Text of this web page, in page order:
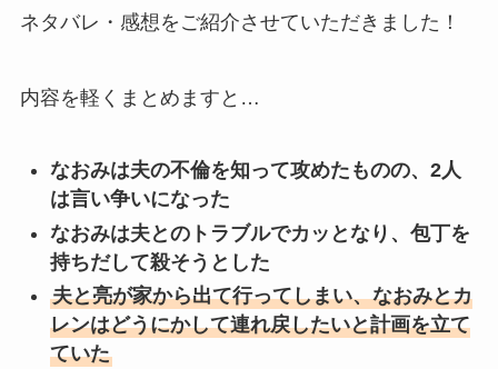
ネタバレ・感想をご紹介させていただきました！
内容を軽くまとめますと…
なおみは夫の不倫を知って攻めたものの、2人
は言い争いになった
なおみは夫とのトラブルでカッとなり、包丁を
持ちだして殺そうとした
夫と亮が家から出て行ってしまい、なおみとカ
レンはどうにかして連れ戻したいと計画を立て
ていた